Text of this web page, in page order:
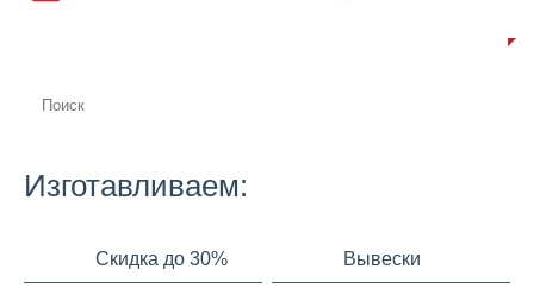
Изготавливаем:
Скидка до 30% Вывески